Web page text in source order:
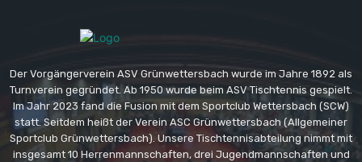
Der Vorgängerverein ASV Grünwettersbach wurde im Jahre 1892 als
Turnverein gegründet. Ab 1950 wurde beim ASV Tischtennis gespielt.
Im Jahr 2023 fand die Fusion mit dem Sportclub Wettersbach (SCW)
statt. Seitdem heißt der Verein ASC Grünwettersbach (Allgemeiner
Sportclub Grünwettersbach). Unsere Tischtennisabteilung nimmt mit
insgesamt 10 Herrenmannschaften, drei Jugendmannschaften und